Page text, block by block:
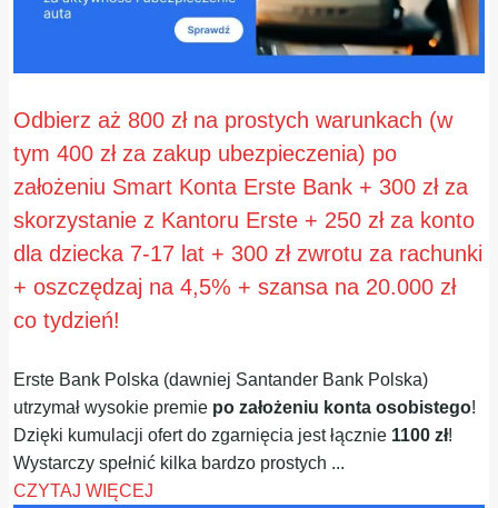
Odbierz aż 800 zł na prostych warunkach (w
tym 400 zł za zakup ubezpieczenia) po
założeniu Smart Konta Erste Bank + 300 zł za
skorzystanie z Kantoru Erste + 250 zł za konto
dla dziecka 7-17 lat + 300 zł zwrotu za rachunki
+ oszczędzaj na 4,5% + szansa na 20.000 zł
co tydzień!
Erste Bank Polska (dawniej Santander Bank Polska)
utrzymał wysokie premie po założeniu konta osobistego!
Dzięki kumulacji ofert do zgarnięcia jest łącznie 1100 zł!
Wystarczy spełnić kilka bardzo prostych ...
CZYTAJ WIĘCEJ